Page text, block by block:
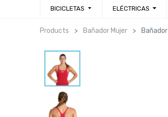
BICICLETAS ELÉCTRICAS
Products Bañador Mujer